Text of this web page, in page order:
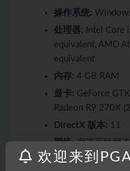
操作系统:
处理器: Intel Core
equivalent, AMD
equivalent
内存: 4 GB RAM
显卡: GeForce
Radeon R9 270X
DirectX 版本: 11
网络:宽带互联网
存储空间:需要 4
欢迎来到